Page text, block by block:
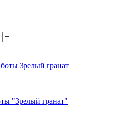
+
"Зрелый гранат"